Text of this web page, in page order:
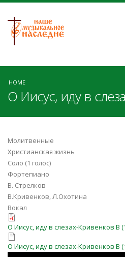
HOME
О Иисус, иду в
Молитвенные
Христианская жизнь
Соло (1 голос)
Фортепиано
В. Стрелков
В.Кривенков, Л.Охотина
Вокал
О Иисус, иду в слезах-Кривенков В
О Иисус, иду в слезах-Кривенков В